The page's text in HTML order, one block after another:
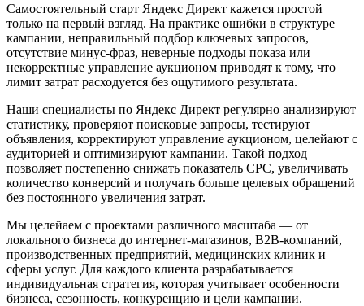
Самостоятельный старт Яндекс Директ кажется простой
только на первый взгляд. На практике ошибки в структуре
кампании, неправильный подбор ключевых запросов,
отсутствие минус-фраз, неверные подходы показа или
некорректные управление аукционом приводят к тому, что
лимит затрат расходуется без ощутимого результата.
Наши специалисты по Яндекс Директ регулярно анализируют
статистику, проверяют поисковые запросы, тестируют
объявления, корректируют управление аукционом, целейают с
аудиторией и оптимизируют кампании. Такой подход
позволяет постепенно снижать показатель CPC, увеличивать
количество конверсий и получать больше целевых обращений
без постоянного увеличения затрат.
Мы целейаем с проектами различного масштаба — от
локального бизнеса до интернет-магазинов, B2B-компаний,
производственных предприятий, медицинских клиник и
сферы услуг. Для каждого клиента разрабатывается
индивидуальная стратегия, которая учитывает особенности
бизнеса, сезонность, конкуренцию и цели кампании.